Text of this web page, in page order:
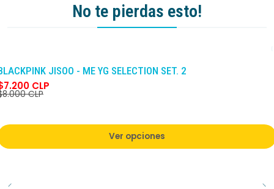
No te pierdas esto!
JISOO - ME YG SELECTION SET. 2
CLP
CLP
Ver opciones